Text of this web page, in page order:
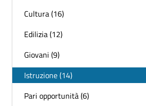
Cultura (16)
Edilizia (12)
Giovani (9)
Istruzione (14)
Pari opportunità (6)